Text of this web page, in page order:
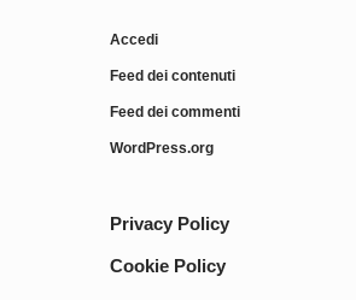
Accedi
Feed dei contenuti
Feed dei commenti
WordPress.org
Privacy Policy
Cookie Policy